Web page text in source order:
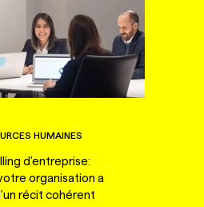
HUMAINES
d'entreprise:
organisation a
récit cohérent